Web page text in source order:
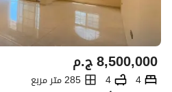
ج.م8,500,000
4
4
285 متر مربع